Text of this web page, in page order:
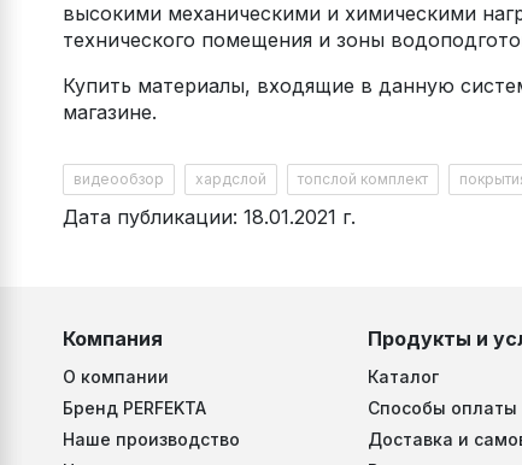
высокими механическими и химическими
технического помещения и зоны
Купить материалы, входящие в данную
магазине.
видеообзор хардслой топслой комплект
Дата публикации: 18.01.2021 г.
Компания
О компании
Бренд PERFEKTA
Наше производство
Продукты и
Каталог
Способы оплаты
Доставка и